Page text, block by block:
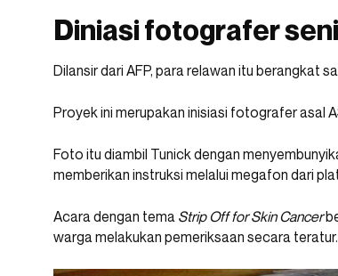
Diniasi fotografer
Dilansir dari AFP, para relawan itu berangkat
Proyek ini merupakan inisiasi fotografer asal
Foto itu diambil Tunick dengan
memberikan instruksi melalui megafon dari
Acara dengan tema Strip Off for Skin Cancer
warga melakukan pemeriksaan secara teratur.